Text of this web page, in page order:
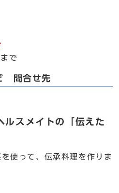
で
問合せ先
スメイトの「伝えた
使って、伝承料理を作りま